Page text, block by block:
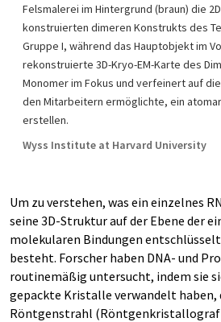
Felsmalerei im Hintergrund (braun) die
konstruierten dimeren Konstrukts des
Gruppe I, während das Hauptobjekt im
rekonstruierte 3D-Kryo-EM-Karte des
Monomer im Fokus und verfeinert auf
den Mitarbeitern ermöglichte, ein
erstellen.
Wyss Institute at Harvard University
Um zu verstehen, was ein einzelnes
seine 3D-Struktur auf der Ebene der
molekularen Bindungen entschlüsselt
besteht. Forscher haben DNA- und
routinemäßig untersucht, indem sie
gepackte Kristalle verwandelt haben,
Röntgenstrahl